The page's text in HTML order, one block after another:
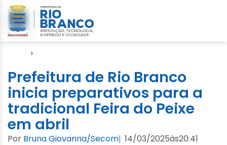
›
Prefeitura de Rio Branco
inicia preparativos para a
tradicional Feira do Peixe
em abril
Por Bruna Giovanna/Secom| 14/03/2025às20:41